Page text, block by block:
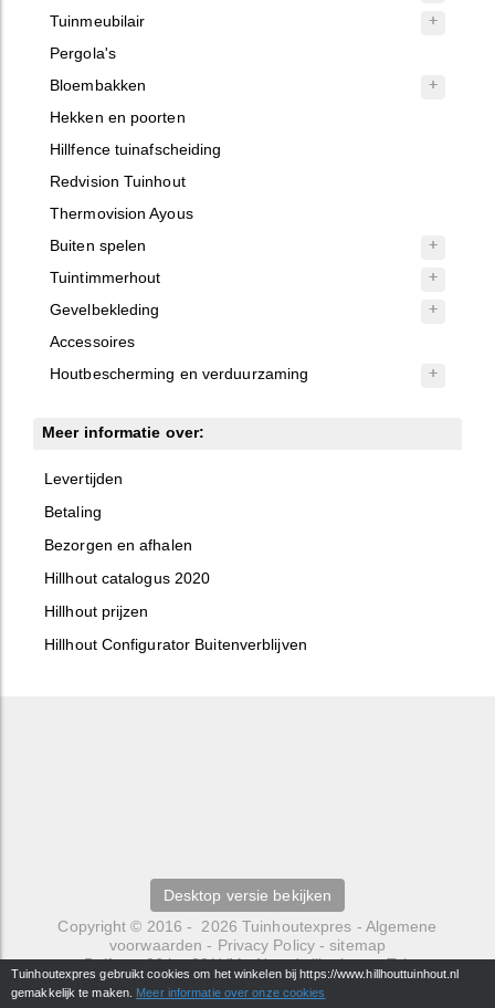
Tuinmeubilair
Pergola's
Bloembakken
Hekken en poorten
Hillfence tuinafscheiding
Redvision Tuinhout
Thermovision Ayous
Buiten spelen
Tuintimmerhout
Gevelbekleding
Accessoires
Houtbescherming en verduurzaming
Meer informatie over:
Levertijden
Betaling
Bezorgen en afhalen
Hillhout catalogus 2020
Hillhout prijzen
Hillhout Configurator Buitenverblijven
Desktop versie bekijken
Copyright © 2016 - 2026 Tuinhoutexpres - Algemene
voorwaarden - Privacy Policy-sitemap
Delfweg 36 b-221VM-Noordwijkerhout- Tel.
0252429484 -info@hillhouttuinhout.nl
Tuinhoutexpres gebruikt cookies om het winkelen bij https://www.hillhouttuinhout.nl
gemakkelijk te maken. Meer informatie over onze cookies